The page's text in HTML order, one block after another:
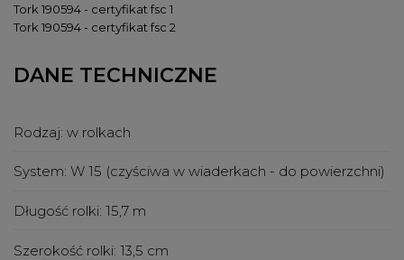
Tork 190594 - certyfikat fsc 1
Tork 190594 - certyfikat fsc 2
DANE TECHNICZNE
Rodzaj: w rolkach
System: W 15 (czyściwa w wiaderkach - do powierzchni)
Długość rolki: 15,7 m
Szerokość rolki: 13,5 cm